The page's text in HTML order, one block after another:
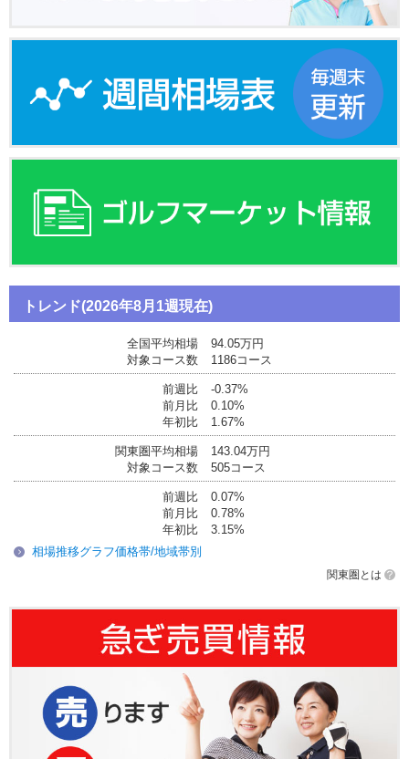
トレンド(2026年8月1週現在)
全国平均相場
94.05万円
対象コース数
1186コース
前週比
-0.37%
前月比
0.10%
年初比
1.67%
関東圏平均相場
143.04万円
対象コース数
505コース
前週比
0.07%
前月比
0.78%
年初比
3.15%
相場推移グラフ価格帯/地域帯別
関東圏とは